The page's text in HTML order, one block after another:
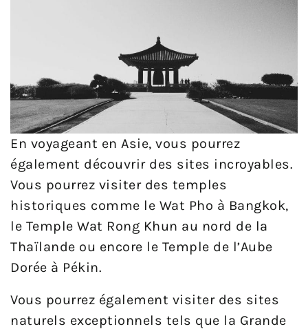
En voyageant en Asie, vous pourrez
également découvrir des sites incroyables.
Vous pourrez visiter des temples
historiques comme le Wat Pho à Bangkok,
le Temple Wat Rong Khun au nord de la
Thaïlande ou encore le Temple de l’Aube
Dorée à Pékin.
Vous pourrez également visiter des sites
naturels exceptionnels tels que la Grande